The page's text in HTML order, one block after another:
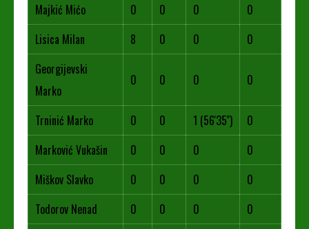
Majkić Mićo
0 0 0
0
Lisica Milan
8 0 0
0
Georgijevski
Marko
0 0 0 0
Trninić Marko 0 0 1 (56'35'')
0
Marković Vukašin
0 0 0
0
Miškov Slavko
0 0 0
0
Todorov Nenad
0 0 0
0